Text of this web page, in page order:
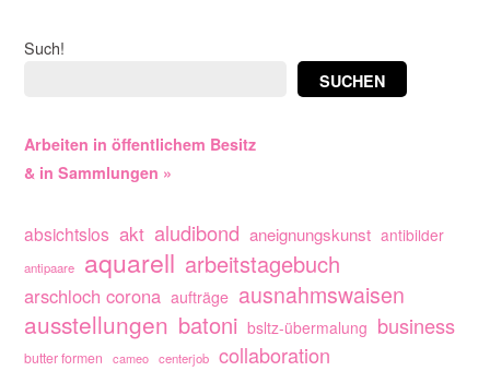
Such!
SUCHEN
Arbeiten in öffentlichem Besitz
& in Sammlungen »
absichtslos akt aludibond aneignungskunst antibilder
antipaare aquarell arbeitstagebuch
arschloch corona aufträge ausnahmswaisen
ausstellungen batoni bsltz-übermalung business
butter formen cameo centerjob collaboration